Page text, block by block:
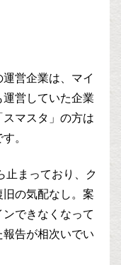
営企業は、マイ
営していた企業
スマスタ」の方は
す。
止まっており、ク
の気配なし。案
できなくなって
告が相次いでい